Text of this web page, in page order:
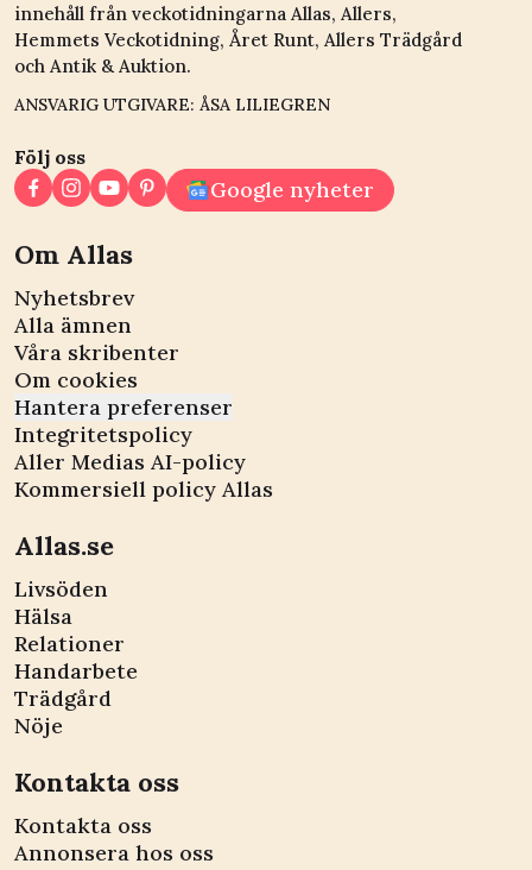
innehåll från veckotidningarna Allas, Allers,
Hemmets Veckotidning, Året Runt, Allers Trädgård
och Antik & Auktion.
ANSVARIG UTGIVARE: ÅSA LILIEGREN
Följ oss
Google nyheter
Om Allas
Nyhetsbrev
Alla ämnen
Våra skribenter
Om cookies
Hantera preferenser
Integritetspolicy
Aller Medias AI-policy
Kommersiell policy Allas
Allas.se
Livsöden
Hälsa
Relationer
Handarbete
Trädgård
Nöje
Kontakta oss
Kontakta oss
Annonsera hos oss